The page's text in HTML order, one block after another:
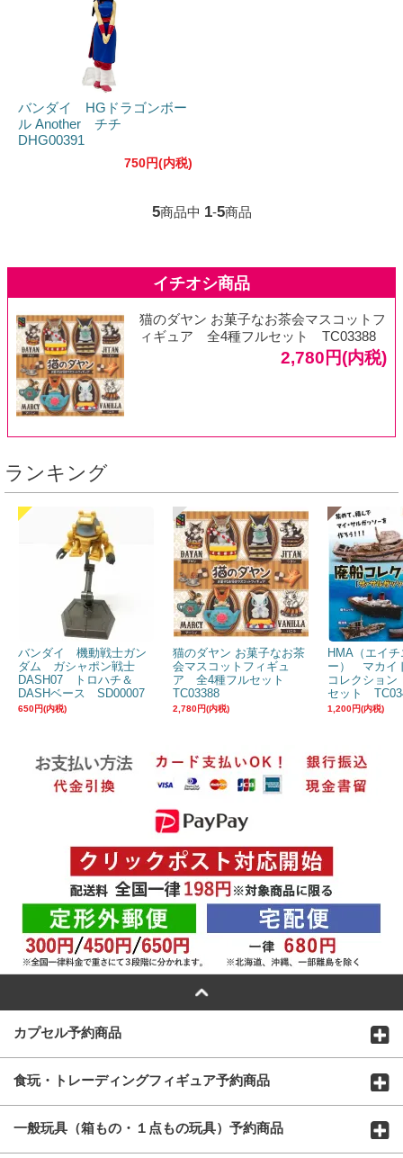
バンダイ HGドラゴンボー
ル Another チチ
DHG00391
750円(内税)
5商品中 1-5商品
猫のダヤン お菓子なお茶会マスコットフ
ィギュア 全4種フルセット TC03388
2,780円(内税)
ランキング
バンダイ 機動戦士ガン
ダム ガシャポン戦士
DASH07 トロハチ＆
DASHベース SD00007
650円(内税)
猫のダヤン お菓子なお茶
会マスコットフィギュ
ア 全4種フルセット
TC03388
2,780円(内税)
HMA（エイ
ー） マカイ
コレクショ
セット
1,200円(内税)
カプセル予約商品
食玩・トレーディングフィギュア予約商品
一般玩具（箱もの・１点もの玩具）予約商品